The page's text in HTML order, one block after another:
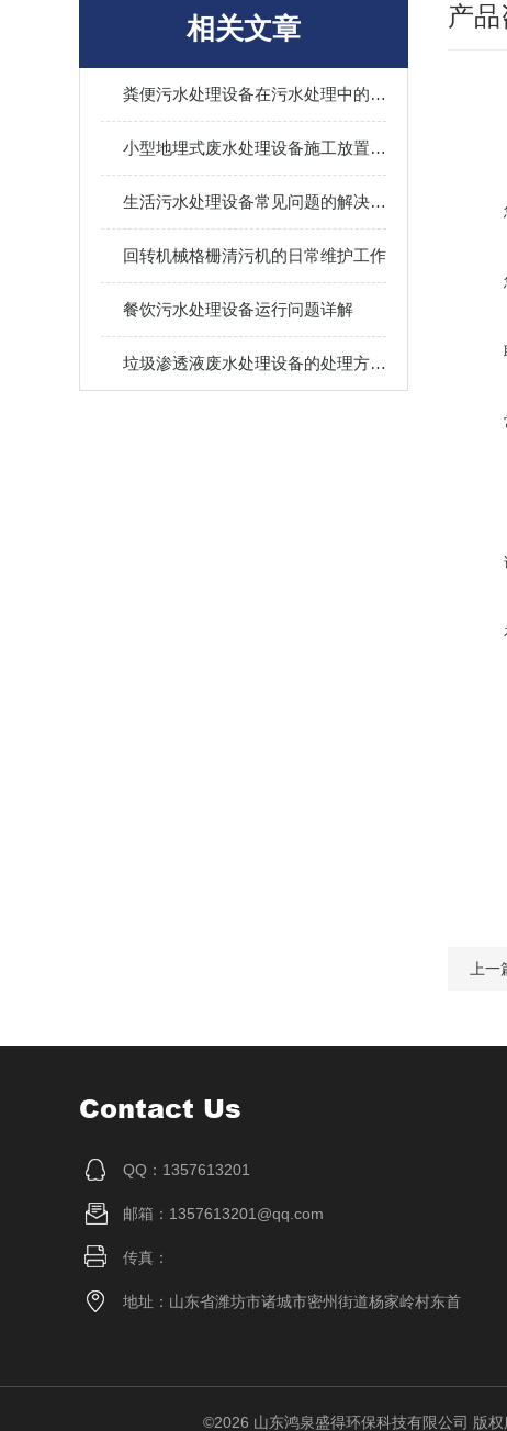
相关文章
粪便污水处理设备在污水处理中的重要性
小型地埋式废水处理设备施工放置要求分享
生活污水处理设备常见问题的解决方法
回转机械格栅清污机的日常维护工作
餐饮污水处理设备运行问题详解
垃圾渗透液废水处理设备的处理方法有哪些？
产品
上一
Contact Us
QQ：1357613201
邮箱：1357613201@qq.com
传真：
地址：山东省潍坊市诸城市密州街道杨家岭村东首
©2026 山东鸿泉盛得环保科技有限公司 版